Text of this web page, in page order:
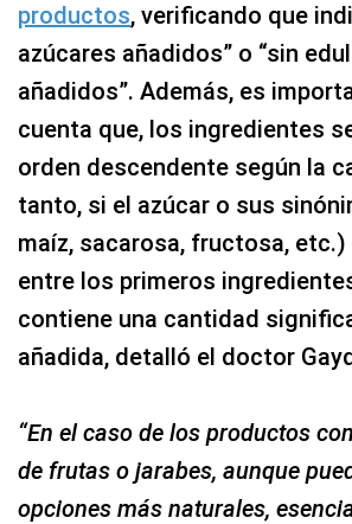
productos, verificando que
azúcares añadidos” o “sin
añadidos”. Además, es
cuenta que, los ingredientes
orden descendente según la
tanto, si el azúcar o sus
maíz, sacarosa, fructosa, etc.)
entre los primeros
contiene una cantidad
añadida, detalló el doctor
“En el caso de los productos
de frutas o jarabes, aunque
opciones más naturales,